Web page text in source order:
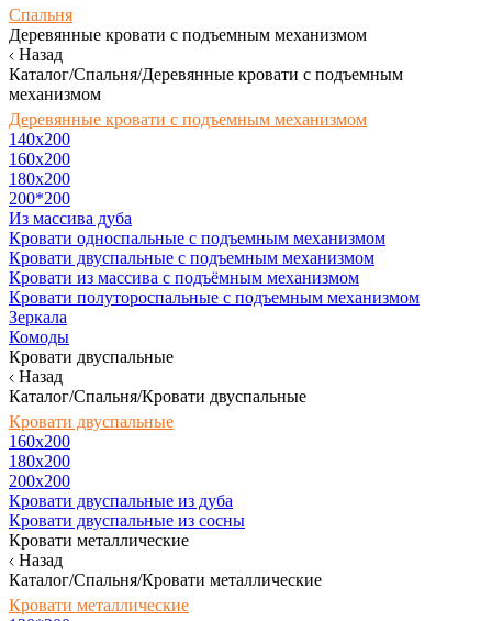
Спальня
Деревянные кровати с подъемным механизмом
Назад
Каталог/Спальня/Деревянные кровати с подъемным
механизмом
Деревянные кровати с подъемным механизмом
140x200
160х200
180х200
200*200
Из массива дуба
Кровати односпальные с подъемным механизмом
Кровати двуспальные с подъемным механизмом
Кровати из массива с подъёмным механизмом
Кровати полутороспальные с подъемным механизмом
Зеркала
Комоды
Кровати двуспальные
Назад
Каталог/Спальня/Кровати двуспальные
Кровати двуспальные
160х200
180x200
200x200
Кровати двуспальные из дуба
Кровати двуспальные из сосны
Кровати металлические
Назад
Каталог/Спальня/Кровати металлические
Кровати металлические